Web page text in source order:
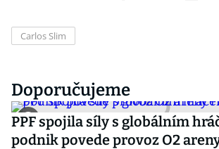
Carlos Slim
Doporučujeme
PPF spojila síly s globálním
podnik povede provoz O2